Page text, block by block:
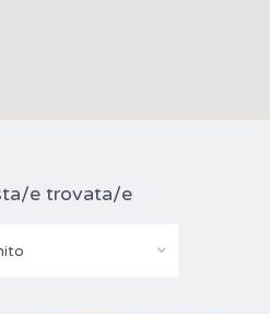
e trovata/e